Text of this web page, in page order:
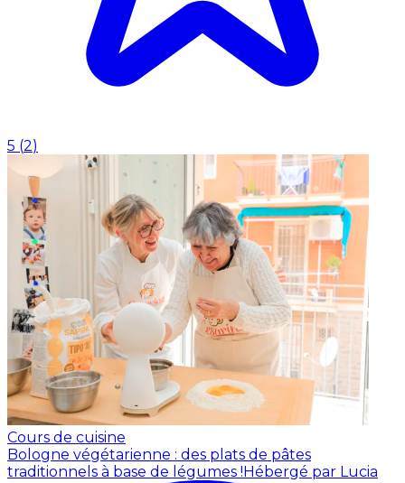
5 (2)
Cours de cuisine
Bologne végétarienne : des plats de pâtes
traditionnels à base de légumes ! Hébergé par Lucia